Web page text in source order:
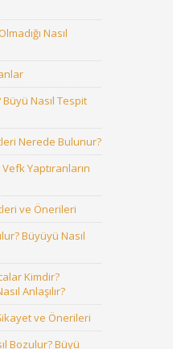
Nasıl
Nasıl Tespit
Nerede Bulunur?
Yaptıranların
ve Önerileri
Büyüyü Nasıl
Kimdir?
Anlaşılır?
ve Önerileri
Bozulur? Büyü